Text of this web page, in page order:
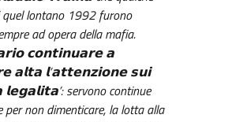
quel lontano 1992 furono
ad opera della mafia.
𝗰𝗼𝗻𝘁𝗶𝗻𝘂𝗮𝗿𝗲 𝗮
𝗹’𝗮𝘁𝘁𝗲𝗻𝘇𝗶𝗼𝗻𝗲 𝘀𝘂𝗶
servono continue
per non dimenticare, la lotta alla